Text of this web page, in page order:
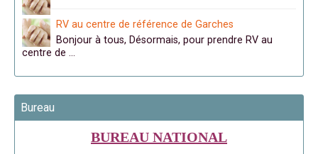
RV au centre de référence de Garches
Bonjour à tous, Désormais, pour prendre RV au
centre de …
Bureau
BUREAU NATIONAL